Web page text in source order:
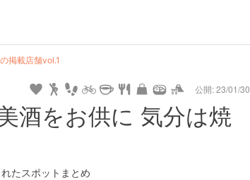
掲載店舗vol.1
公開: 23/01/30
profile print rank mail
酒をお供に 気分は焼
たスポットまとめ